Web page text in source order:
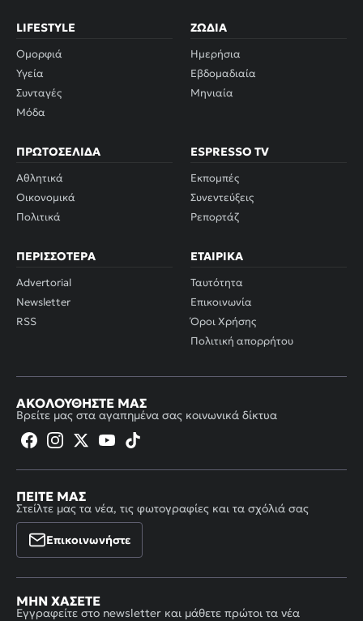
LIFESTYLE
Ομορφιά
Υγεία
Συνταγές
Μόδα
ΖΏΔΙΑ
Ημερήσια
Εβδομαδιαία
Μηνιαία
ΠΡΩΤΟΣΈΛΙΔΑ
Αθλητικά
Οικονομικά
Πολιτικά
ESPRESSO TV
Εκπομπές
Συνεντεύξεις
Ρεπορτάζ
ΠΕΡΙΣΣΌΤΕΡΑ
Advertorial
Newsletter
RSS
ΕΤΑΙΡΙΚΆ
Ταυτότητα
Επικοινωνία
Όροι Χρήσης
Πολιτική απορρήτου
ΑΚΟΛΟΥΘΉΣΤΕ ΜΑΣ
Βρείτε μας στα αγαπημένα σας κοινωνικά δίκτυα
ΠΕΊΤΕ ΜΑΣ
Στείλτε μας τα νέα, τις φωτογραφίες και τα σχόλιά σας
Επικοινωνήστε
ΜΗΝ ΧΆΣΕΤΕ
Εγγραφείτε στο newsletter και μάθετε πρώτοι τα νέα